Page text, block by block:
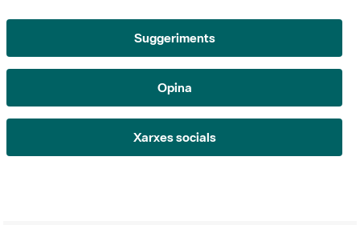
Suggeriments
Opina
Xarxes socials